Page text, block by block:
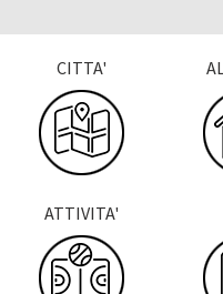
CITTA'
ATTIVITA'